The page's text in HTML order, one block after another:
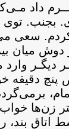
داد
بجنب.
سعی
دوش ميان
ديگـر
دقيقه
زن‌ها
اتاق